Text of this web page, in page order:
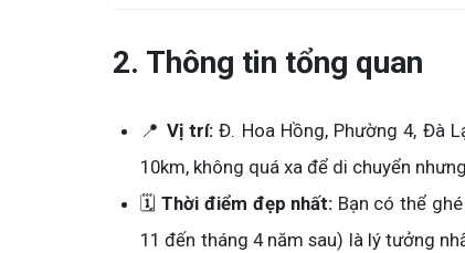
2. Thông tin tổng quan
📍 Vị trí:Đ. Hoa Hồng, Phường 4, Đà
10km, không quá xa để di chuyển
🗓️Thời điểm đẹp nhất: Bạn có thể
11 đến tháng 4 năm sau) là lý tưởng